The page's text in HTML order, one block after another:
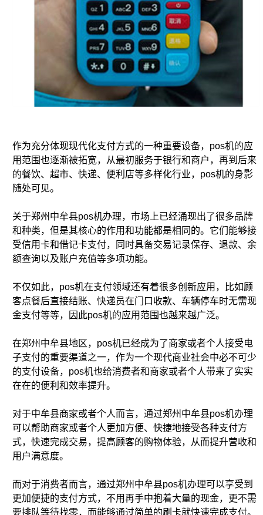
作为充分体现现代化支付方式的一种重要设备，pos机的应
用范围也逐渐被拓宽，从最初服务于银行和商户，再到后来
的餐饮、超市、快递、便利店等多样化行业，pos机的身影
随处可见。
关于郑州中牟县pos机办理，市场上已经涌现出了很多品牌
和种类，但是其核心的作用和功能都是相同的。它们能够接
受信用卡和借记卡支付，同时具备交易记录保存、退款、余
额查询以及账户充值等多项功能。
不仅如此，pos机在支付领域还有着很多创新应用，比如顾
客点餐后直接结账、快递员在门口收款、车辆停车时无需现
金支付等等，因此pos机的应用范围也越来越广泛。
在郑州中牟县地区，pos机已经成为了商家或者个人接受电
子支付的重要渠道之一，作为一个现代商业社会中必不可少
的支付设备，pos机也给消费者和商家或者个人带来了实实
在在的便利和效率提升。
对于中牟县商家或者个人而言，通过郑州中牟县pos机办理
可以帮助商家或者个人更加方便、快捷地接受各种支付方
式，快速完成交易，提高顾客的购物体验，从而提升营收和
用户满意度。
而对于消费者而言，通过郑州中牟县pos机办理可以享受到
更加便捷的支付方式，不用再手中抱着大量的现金，更不需
要排队等待找零，而能够通过简单的刷卡就快速完成支付。